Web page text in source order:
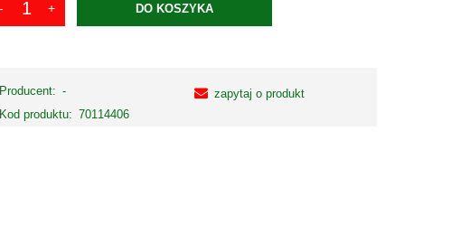
DO KOSZYKA
Producent: -
Kod produktu: 70114406
zapytaj o produkt